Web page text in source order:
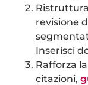
revisione
Inserisci
Rafforza
citazioni,